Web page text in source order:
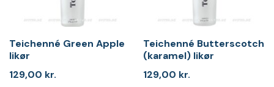
Teichenné Green Apple
likør
129,00 kr.
Teichenné Butterscotch
(karamel) likør
129,00 kr.